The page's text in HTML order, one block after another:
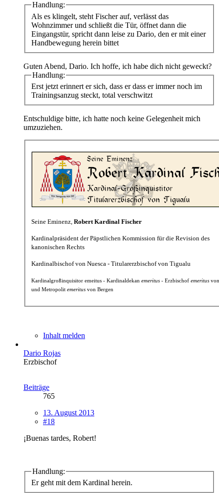
Handlung:
Als es klingelt, steht Fischer auf, verlässt das
Wohnzimmer und schließt die Tür, öffnet dann die
Eingangstür, spricht dann leise zu Dario, den er mit einer
Handbewegung herein bittet
Guten Abend, Dario. Ich hoffe, ich habe dich nicht geweckt?
Handlung:
Erst jetzt erinnert er sich, dass er dass er immer noch im
Trainingsanzug steckt, total verschwitzt
Entschuldige bitte, ich hatte noch keine Gelegenheit mich
umzuziehen.
Seine Eminenz, Robert Kardinal Fischer
Kardinalpräsident der Päpstlichen Kommission für die Revision des
kanonischen Rechts
Kardinalbischof von Nuesca - Titularerzbischof von Tigualu
Kardinalgroßinquisitor emeitus - Kardinaldekan emeritus - Erzbischof emeritus
und Metropolit emeritus von Bergen
Inhalt melden
Dario Rojas
Erzbischof
Beiträge
765
13. August 2013
#18
¡Buenas tardes, Robert!
Handlung:
Er geht mit dem Kardinal herein.